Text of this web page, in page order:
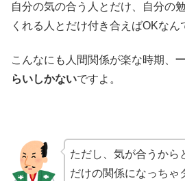
自分の気の合う人とだけ、自分の
くれる人とだけ付き合えばOKなん
こんなにも人間関係が楽な時期、
らいしかないですよ。
ただし、気が合うから
だけの関係になっちゃ